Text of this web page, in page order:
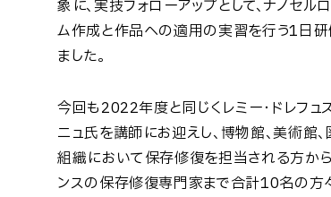
象に、実技フォローアップとして、ナノセル
ム作成と作品への適用の実習を行う1日
ました。
今回も2022年度と同じくレミー・ドレフュ
ニュ氏を講師にお迎えし、博物館、美術館
組織において保存修復を担当される方か
ンスの保存修復専門家まで合計10名の方